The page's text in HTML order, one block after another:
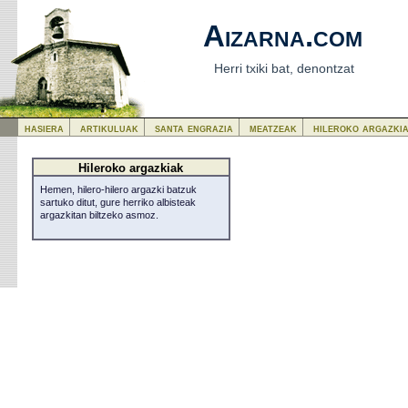
Aizarna.com
Herri txiki bat, denontzat
Hileroko argazkiak
Hemen, hilero-hilero argazki batzuk
sartuko ditut, gure herriko albisteak
argazkitan biltzeko asmoz.
hasiera artikuluak santa engrazia meatzeak hileroko